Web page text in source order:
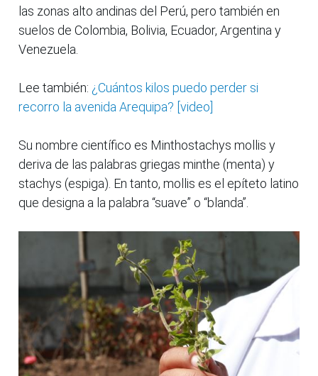
las zonas alto andinas del Perú, pero también en
suelos de Colombia, Bolivia, Ecuador, Argentina y
Venezuela.
Lee también: ¿Cuántos kilos puedo perder si
recorro la avenida Arequipa? [video]
Su nombre científico es Minthostachys mollis y
deriva de las palabras griegas minthe (menta) y
stachys (espiga). En tanto, mollis es el epíteto latino
que designa a la palabra “suave” o “blanda”.